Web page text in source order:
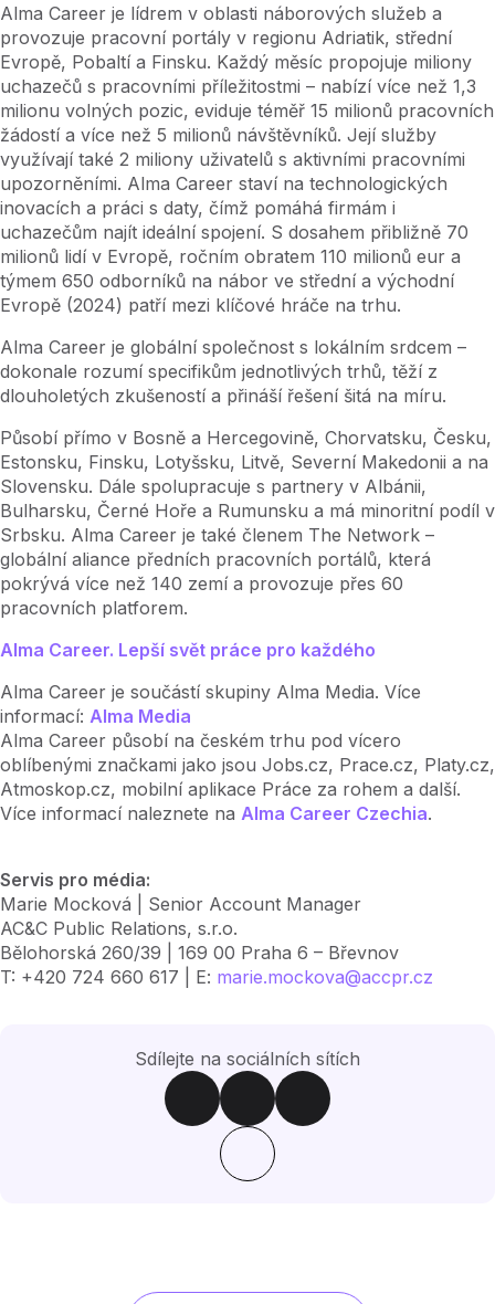
Alma Career je lídrem v oblasti náborových služeb a
provozuje pracovní portály v regionu Adriatik, střední
Evropě, Pobaltí a Finsku. Každý měsíc propojuje miliony
uchazečů s pracovními příležitostmi – nabízí více než 1,3
milionu volných pozic, eviduje téměř 15 milionů pracovních
žádostí a více než 5 milionů návštěvníků. Její služby
využívají také 2 miliony uživatelů s aktivními pracovními
upozorněními. Alma Career staví na technologických
inovacích a práci s daty, čímž pomáhá firmám i
uchazečům najít ideální spojení. S dosahem přibližně 70
milionů lidí v Evropě, ročním obratem 110 milionů eur a
týmem 650 odborníků na nábor ve střední a východní
Evropě (2024) patří mezi klíčové hráče na trhu.
Alma Career je globální společnost s lokálním srdcem –
dokonale rozumí specifikům jednotlivých trhů, těží z
dlouholetých zkušeností a přináší řešení šitá na míru.
Působí přímo v Bosně a Hercegovině, Chorvatsku, Česku,
Estonsku, Finsku, Lotyšsku, Litvě, Severní Makedonii a na
Slovensku. Dále spolupracuje s partnery v Albánii,
Bulharsku, Černé Hoře a Rumunsku a má minoritní podíl v
Srbsku. Alma Career je také členem The Network –
globální aliance předních pracovních portálů, která
pokrývá více než 140 zemí a provozuje přes 60
pracovních platforem.
Alma Career. Lepší svět práce pro každého
Alma Career je součástí skupiny Alma Media. Více
informací: Alma Media
Alma Career působí na českém trhu pod vícero
oblíbenými značkami jako jsou Jobs.cz, Prace.cz, Platy.cz,
Atmoskop.cz, mobilní aplikace Práce za rohem a další.
Více informací naleznete na Alma Career Czechia.
Servis pro média:
Marie Mocková | Senior Account Manager
AC&C Public Relations, s.r.o.
Bělohorská 260/39 | 169 00 Praha 6 – Břevnov
T: +420 724 660 617 | E: marie.mockova@accpr.cz
Sdílejte na sociálních sítích